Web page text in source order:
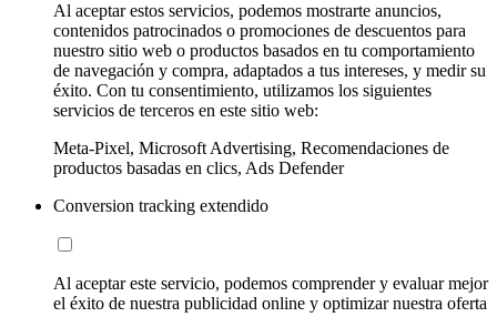
Al aceptar estos servicios, podemos mostrarte anuncios,
contenidos patrocinados o promociones de descuentos para
nuestro sitio web o productos basados en tu comportamiento
de navegación y compra, adaptados a tus intereses, y medir su
éxito. Con tu consentimiento, utilizamos los siguientes
servicios de terceros en este sitio web:
Meta-Pixel, Microsoft Advertising, Recomendaciones de
productos basadas en clics, Ads Defender
Conversion tracking extendido
Al aceptar este servicio, podemos comprender y evaluar mejor
el éxito de nuestra publicidad online y optimizar nuestra oferta